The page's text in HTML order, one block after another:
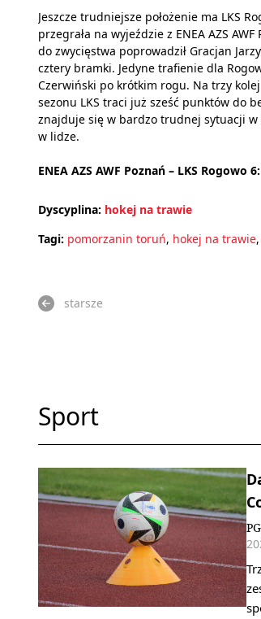
Jeszcze trudniejsze położenie ma LKS
przegrała na wyjeździe z ENEA AZS
do zwycięstwa poprowadził Gracjan
cztery bramki. Jedyne trafienie dla
Czerwiński po krótkim rogu. Na trzy
sezonu LKS traci już sześć punktów do
znajduje się w bardzo trudnej sytuacji
w lidze.
ENEA AZS AWF Poznań – LKS Rogowo
Dyscyplina: hokej na trawie
Tagi: pomorzanin toruń, hokej na trawie,
starsze
Sport